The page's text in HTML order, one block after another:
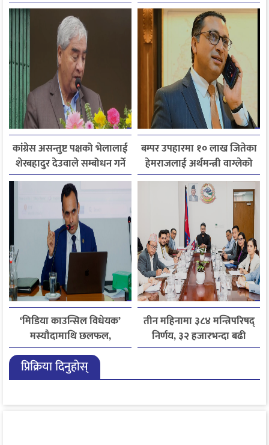
निर्देशन हजारले बढ्यो आगमन
कांग्रेस असन्तुष्ट पक्षको भेलालाई
शेरबहादुर देउवाले सम्बोधन गर्ने
बम्पर उपहारमा १० लाख जितेका
हेमराजलाई अर्थमन्त्री वाग्लेको
फोन, रुपन्देहीकी सपनाले
जितिन् एक लाख
‘मिडिया काउन्सिल विधेयक’
मस्यौदामाथि छलफल,
एआईदेखि पत्रकारको
लाइसेन्ससम्मका विषयमा
सुझाव
तीन महिनामा ३८४ मन्त्रिपरिषद्
निर्णय, ३२ हजारभन्दा बढी
गुनासो फर्छ्योट
प्रिक्रिया दिनुहोस्